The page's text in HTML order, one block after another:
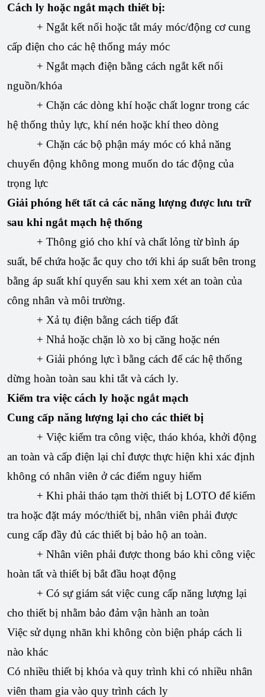
Cách ly hoặc ngắt mạch thiết bị:
+ Ngắt kết nối hoặc tắt máy móc/động cơ cung
cấp điện cho các hệ thống máy móc
+ Ngắt mạch điện bằng cách ngắt kết nối
nguồn/khóa
+ Chặn các dòng khí hoặc chất lognr trong các
hệ thống thủy lực, khí nén hoặc khí theo dòng
+ Chặn các bộ phận máy móc có khả năng
chuyển động không mong muốn do tác động của
trọng lực
Giải phóng hết tất cả các năng lượng được lưu trữ
sau khi ngắt mạch hệ thống
+ Thông gió cho khí và chất lỏng từ bình áp
suất, bể chứa hoặc ắc quy cho tới khi áp suất bên trong
bằng áp suất khí quyển sau khi xem xét an toàn của
công nhân và môi trường.
+ Xả tụ điện bằng cách tiếp đất
+ Nhả hoặc chặn lò xo bị căng hoặc nén
+ Giải phóng lực ì bằng cách để các hệ thống
dừng hoàn toàn sau khi tắt và cách ly.
Kiểm tra việc cách ly hoặc ngắt mạch
Cung cấp năng lượng lại cho các thiết bị
+ Việc kiểm tra công việc, tháo khóa, khởi động
an toàn và cấp điện lại chỉ được thực hiện khi xác định
không có nhân viên ở các điểm nguy hiểm
+ Khi phải tháo tạm thời thiết bị LOTO để kiểm
tra hoặc đặt máy móc/thiết bị, nhân viên phải được
cung cấp đầy đủ các thiết bị bảo hộ an toàn.
+ Nhân viên phải được thong báo khi công việc
hoàn tất và thiết bị bắt đầu hoạt động
+ Có sự giám sát việc cung cấp năng lượng lại
cho thiết bị nhằm bảo đảm vận hành an toàn
Việc sử dụng nhãn khi không còn biện pháp cách li
nào khác
Có nhiều thiết bị khóa và quy trình khi có nhiều nhân
viên tham gia vào quy trình cách ly